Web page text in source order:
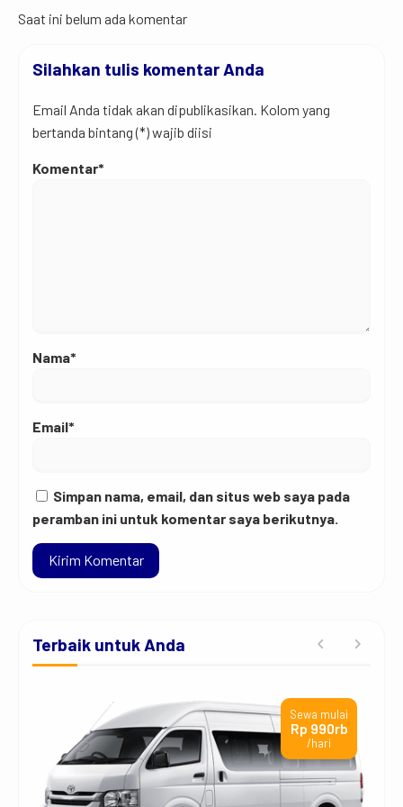
Saat ini belum ada komentar
Silahkan tulis komentar Anda
Email Anda tidak akan dipublikasikan. Kolom yang
bertanda bintang (*) wajib diisi
Komentar*
Nama*
Email*
Simpan nama, email, dan situs web saya pada
peramban ini untuk komentar saya berikutnya.
Terbaik untuk Anda
Sewa mulai
Rp 990rb
/hari